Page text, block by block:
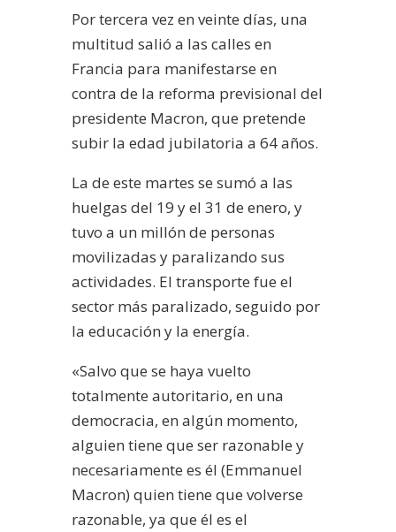
Por tercera vez en veinte días, una
multitud salió a las calles en
Francia para manifestarse en
contra de la reforma previsional del
presidente Macron, que pretende
subir la edad jubilatoria a 64 años.
La de este martes se sumó a las
huelgas del 19 y el 31 de enero, y
tuvo a un millón de personas
movilizadas y paralizando sus
actividades. El transporte fue el
sector más paralizado, seguido por
la educación y la energía.
«Salvo que se haya vuelto
totalmente autoritario, en una
democracia, en algún momento,
alguien tiene que ser razonable y
necesariamente es él (Emmanuel
Macron) quien tiene que volverse
razonable, ya que él es el